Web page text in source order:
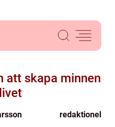
att skapa minnen
redaktionel